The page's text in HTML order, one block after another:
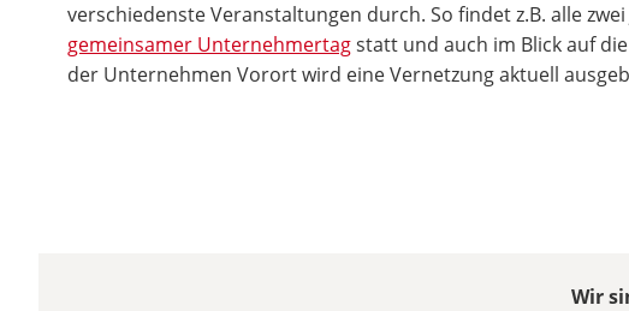
verschiedenste Veranstaltungen durch. So findet z.B. alle zwei
gemeinsamer Unternehmertagstatt und auch im Blick auf
der Unternehmen Vorort wird eine Vernetzung aktuell
Wir